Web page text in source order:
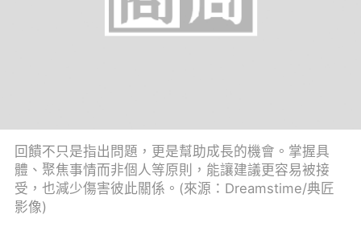
回饋不只是指出問題，更是幫助成長的機會。掌握具
體、聚焦事情而非個人等原則，能讓建議更容易被接
受，也減少傷害彼此關係。(來源：Dreamstime/典匠
影像)